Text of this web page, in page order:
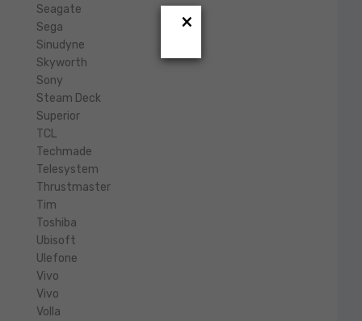
Seagate
Sega
Sinudyne
Skyworth
Sony
Steam Deck
Superior
TCL
Techmade
Telesystem
Thrustmaster
Tim
Toshiba
Ubisoft
Ulefone
Vivo
Vivo
Volla
×